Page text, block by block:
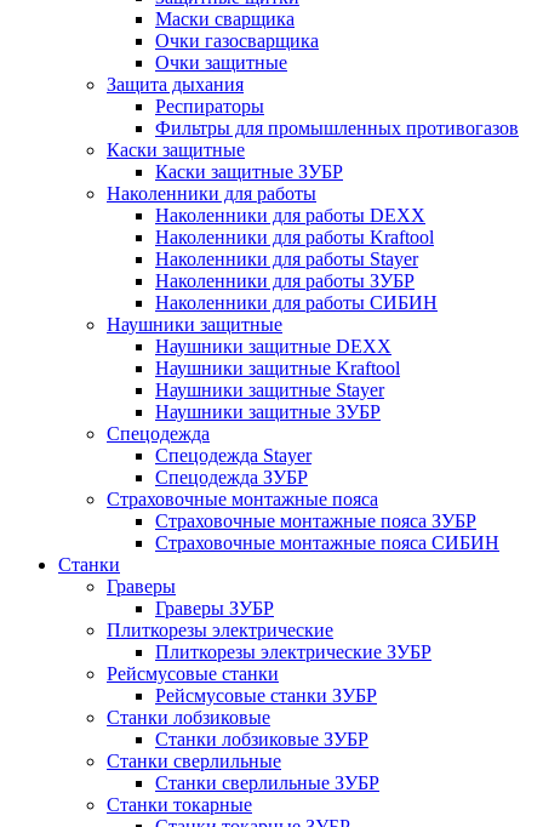
Маски сварщика
Очки газосварщика
Очки защитные
Защита дыхания
Респираторы
Фильтры для промышленных противогазов
Каски защитные
Каски защитные ЗУБР
Наколенники для работы
Наколенники для работы DEXX
Наколенники для работы Kraftool
Наколенники для работы Stayer
Наколенники для работы ЗУБР
Наколенники для работы СИБИН
Наушники защитные
Наушники защитные DEXX
Наушники защитные Kraftool
Наушники защитные Stayer
Наушники защитные ЗУБР
Спецодежда
Спецодежда Stayer
Спецодежда ЗУБР
Страховочные монтажные пояса
Страховочные монтажные пояса ЗУБР
Страховочные монтажные пояса СИБИН
Станки
Граверы
Граверы ЗУБР
Плиткорезы электрические
Плиткорезы электрические ЗУБР
Рейсмусовые станки
Рейсмусовые станки ЗУБР
Станки лобзиковые
Станки лобзиковые ЗУБР
Станки сверлильные
Станки сверлильные ЗУБР
Станки токарные